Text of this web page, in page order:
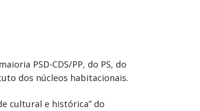
PSD-CDS/PP, do PS, do
dos núcleos habitacionais.
cultural e histórica” do